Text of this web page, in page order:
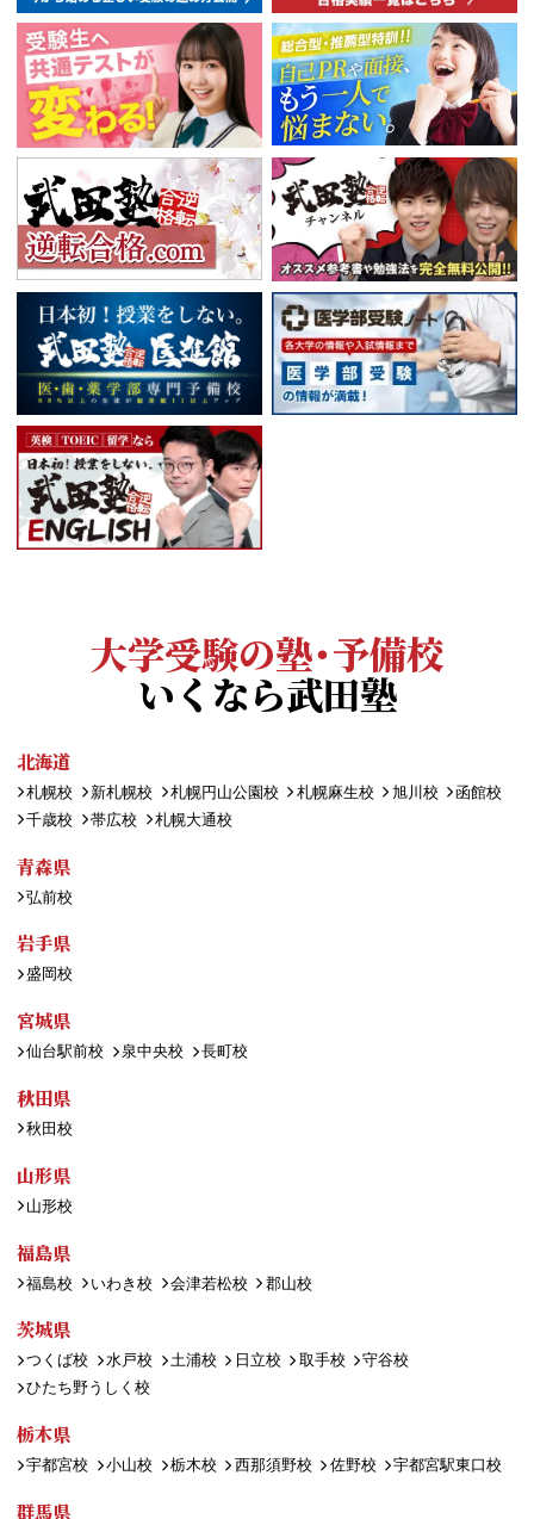
大学受験の塾・予備校
いくなら武田塾
北海道
札幌校 新札幌校 札幌円山公園校 札幌麻生校 旭川校
函館校
千歳校
帯広校 札幌大通校
青森県
弘前校
岩手県
盛岡校
宮城県
仙台駅前校 泉中央校 長町校
秋田県
秋田校
山形県
山形校
福島県
福島校 いわき校 会津若松校 郡山校
茨城県
つくば校 水戸校 土浦校 日立校 取手校
守谷校
ひたち野うしく校
栃木県
宇都宮校 小山校 栃木校 西那須野校 佐野校 宇都宮駅東口校
群馬県